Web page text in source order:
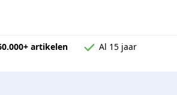
artikelen
Al 15 jaar